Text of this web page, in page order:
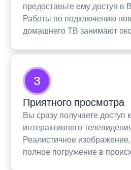
предоставьте ему доступ в
Работы по подключению
домашнего ТВ занимают
3
Приятного просмотра
Вы сразу получаете доступ
интерактивного
Реалистичное
полное погружение в